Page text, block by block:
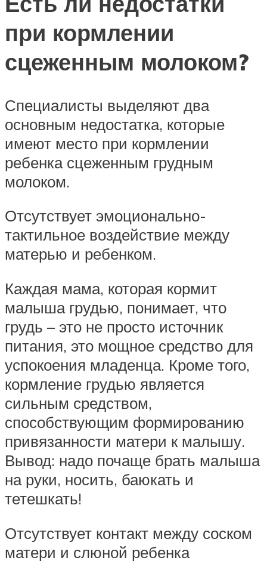
при кормлении
сцеженным молоком?
Специалисты выделяют два
основным недостатка, которые
имеют место при кормлении
ребенка сцеженным грудным
молоком.
Отсутствует эмоционально-
тактильное воздействие между
матерью и ребенком.
Каждая мама, которая кормит
малыша грудью, понимает, что
грудь – это не просто источник
питания, это мощное средство для
успокоения младенца. Кроме того,
кормление грудью является
сильным средством,
способствующим формированию
привязанности матери к малышу.
Вывод: надо почаще брать малыша
на руки, носить, баюкать и
тетешкать!
Отсутствует контакт между соском
матери и слюной ребенка